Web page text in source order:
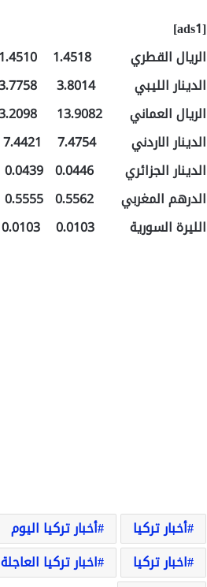
[ads1]
الريال القطري 1.4518 1.4510
الدينار الليبي 3.8014 3.7758
الريال العماني 13.9082 13.2098
الدينار الاردني 7.4754 7.4421
الدينار الجزائري 0.0446 0.0439
الدرهم المغربي 0.5562 0.5555
الليرة السورية 0.0103 0.0103
أخبار تركيا أخبار تركيا اليوم
اخبار تركيا
اخبار تركيا العاجلة